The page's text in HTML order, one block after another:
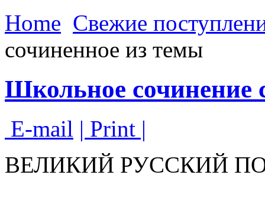
Home Свежие
сочиненное из темы
Школьное сочинение
E-mail | Print |
ВЕЛИКИЙ РУССКИЙ